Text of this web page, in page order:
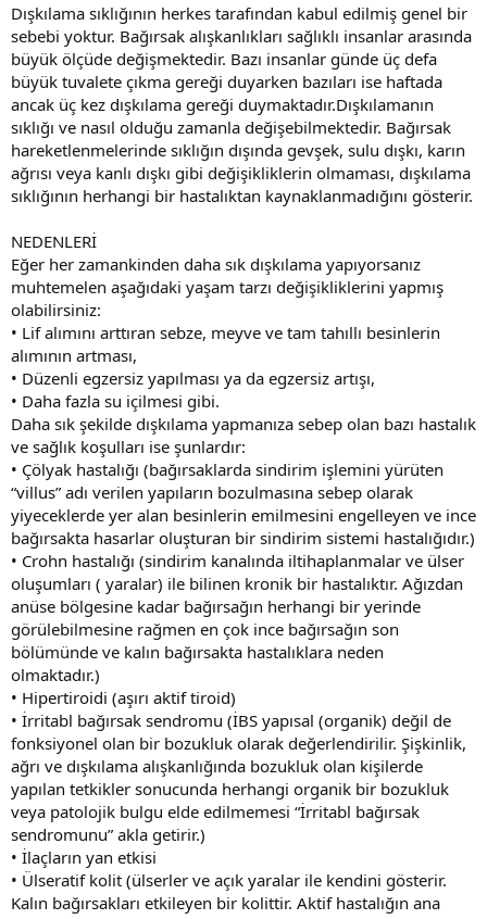
Dışkılama sıklığının herkes tarafından kabul edilmiş genel bir
sebebi yoktur. Bağırsak alışkanlıkları sağlıklı insanlar arasında
büyük ölçüde değişmektedir. Bazı insanlar günde üç defa
büyük tuvalete çıkma gereği duyarken bazıları ise haftada
ancak üç kez dışkılama gereği duymaktadır.Dışkılamanın
sıklığı ve nasıl olduğu zamanla değişebilmektedir. Bağırsak
hareketlenmelerinde sıklığın dışında gevşek, sulu dışkı, karın
ağrısı veya kanlı dışkı gibi değişikliklerin olmaması, dışkılama
sıklığının herhangi bir hastalıktan kaynaklanmadığını gösterir.
NEDENLERİ
Eğer her zamankinden daha sık dışkılama yapıyorsanız
muhtemelen aşağıdaki yaşam tarzı değişikliklerini yapmış
olabilirsiniz:
• Lif alımını arttıran sebze, meyve ve tam tahıllı besinlerin
alımının artması,
• Düzenli egzersiz yapılması ya da egzersiz artışı,
• Daha fazla su içilmesi gibi.
Daha sık şekilde dışkılama yapmanıza sebep olan bazı hastalık
ve sağlık koşulları ise şunlardır:
• Çölyak hastalığı (bağırsaklarda sindirim işlemini yürüten
“villus” adı verilen yapıların bozulmasına sebep olarak
yiyeceklerde yer alan besinlerin emilmesini engelleyen ve ince
bağırsakta hasarlar oluşturan bir sindirim sistemi hastalığıdır.)
• Crohn hastalığı (sindirim kanalında iltihaplanmalar ve ülser
oluşumları ( yaralar) ile bilinen kronik bir hastalıktır. Ağızdan
anüse bölgesine kadar bağırsağın herhangi bir yerinde
görülebilmesine rağmen en çok ince bağırsağın son
bölümünde ve kalın bağırsakta hastalıklara neden
olmaktadır.)
• Hipertiroidi (aşırı aktif tiroid)
• İrritabl bağırsak sendromu (İBS yapısal (organik) değil de
fonksiyonel olan bir bozukluk olarak değerlendirilir. Şişkinlik,
ağrı ve dışkılama alışkanlığında bozukluk olan kişilerde
yapılan tetkikler sonucunda herhangi organik bir bozukluk
veya patolojik bulgu elde edilmemesi “İrritabl bağırsak
sendromunu” akla getirir.)
• İlaçların yan etkisi
• Ülseratif kolit (ülserler ve açık yaralar ile kendini gösterir.
Kalın bağırsakları etkileyen bir kolittir. Aktif hastalığın ana